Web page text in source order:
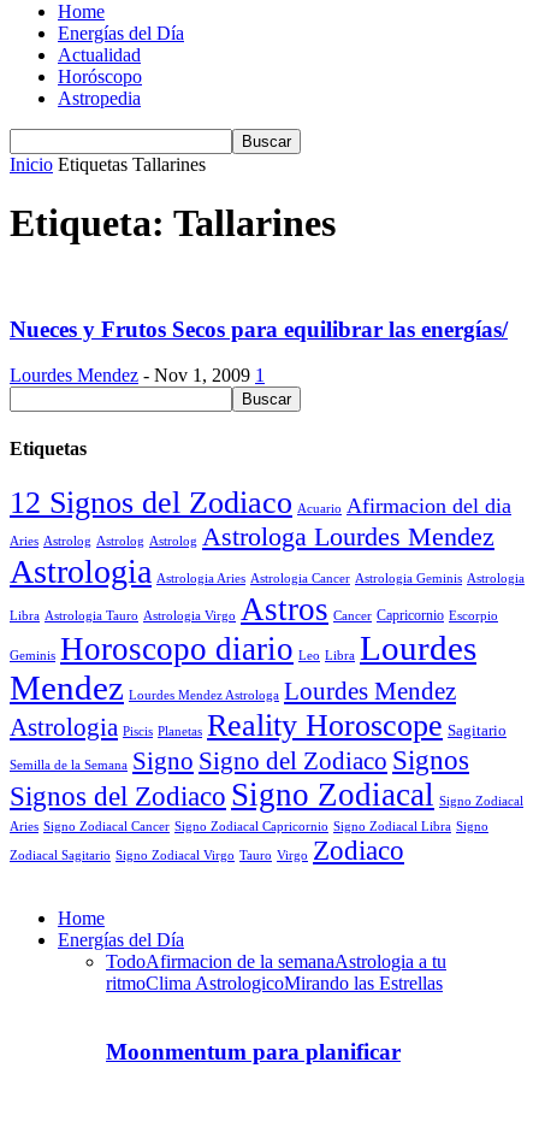
Home
Energías del Día
Actualidad
Horóscopo
Astropedia
Inicio Etiquetas Tallarines
Etiqueta: Tallarines
Nueces y Frutos Secos para equilibrar las energías/
Lourdes Mendez - Nov 1, 2009 1
Etiquetas
12 Signos del Zodiaco Acuario Afirmacion del dia
Aries Astrolog Astrolog Astrolog Astrologa Lourdes Mendez
Astrologia Astrologia Aries Astrologia Cancer Astrologia Geminis Astrologia
Libra Astrologia Tauro Astrologia Virgo Astros Cancer Capricornio Escorpio
Geminis Horoscopo diario Leo Libra Lourdes
Mendez Lourdes Mendez Astrologa Lourdes Mendez
Astrologia Piscis Planetas Reality Horoscope Sagitario
Semilla de la Semana Signo Signo del Zodiaco Signos
Signos del Zodiaco Signo Zodiacal Signo Zodiacal
Aries Signo Zodiacal Cancer Signo Zodiacal Capricornio Signo Zodiacal Libra Signo
Zodiacal Sagitario Signo Zodiacal Virgo Tauro Virgo Zodiaco
Home
Energías del Día
TodoAfirmacion de la semanaAstrologia a tu
ritmoClima AstrologicoMirando las Estrellas
Moonmentum para planificar